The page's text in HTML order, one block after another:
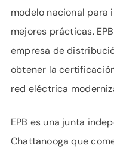
modelo nacional para
mejores prácticas.
empresa de
obtener la
red eléctrica
EPB es una junta
Chattanooga que